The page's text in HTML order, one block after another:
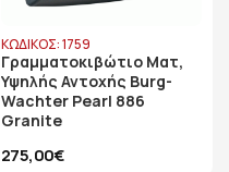
ΚΩΔΙΚΟΣ: 1759
Γραμματοκιβώτιο Ματ,
Υψηλής Αντοχής Burg-
Wachter Pearl 886
Granite
275,00€